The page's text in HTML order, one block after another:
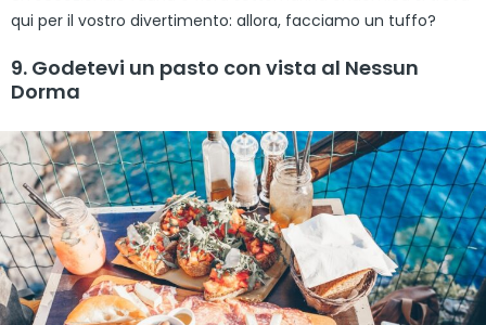
qui per il vostro divertimento: allora, facciamo un tuffo?
9. Godetevi un pasto con vista al Nessun
Dorma